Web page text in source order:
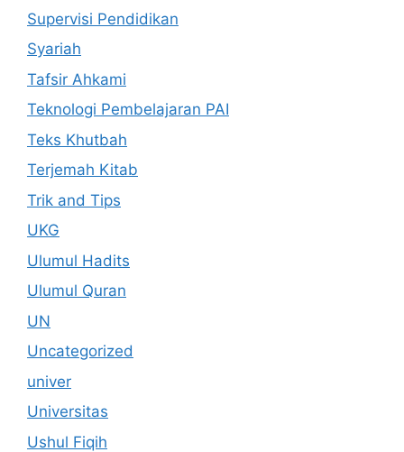
Supervisi Pendidikan
Syariah
Tafsir Ahkami
Teknologi Pembelajaran PAI
Teks Khutbah
Terjemah Kitab
Trik and Tips
UKG
Ulumul Hadits
Ulumul Quran
UN
Uncategorized
univer
Universitas
Ushul Fiqih